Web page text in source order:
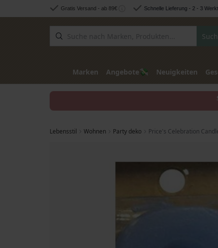
Zum Inhalt springenGratis Versand - ab 89€ Schnelle Lieferung - 2 - 3
Marken Angebote💸 Neuigkeiten
Lebensstil Wohnen Party deko Price's Celebration